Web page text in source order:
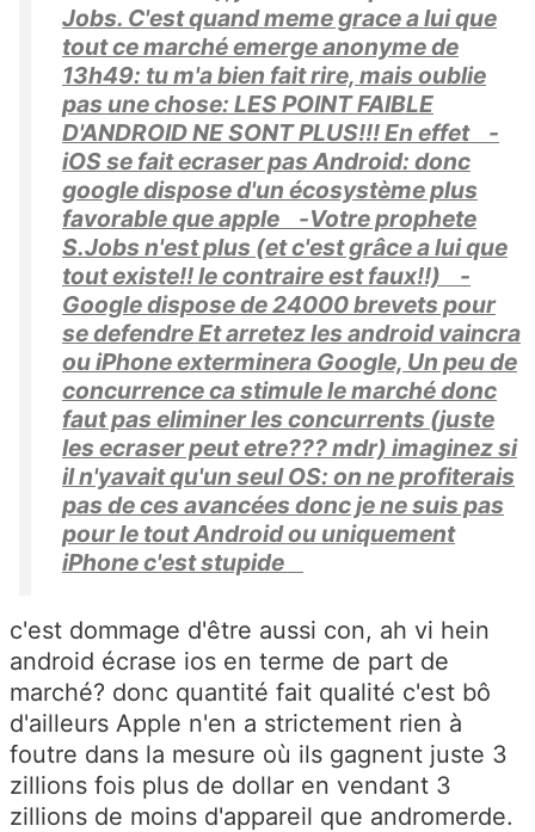
Jobs. C'est quand meme grace a lui que
tout ce marché emerge anonyme de
13h49: tu m'a bien fait rire, mais oublie
pas une chose: LES POINT FAIBLE
D'ANDROID NE SONT PLUS!!! En effet -
iOS se fait ecraser pas Android: donc
google dispose d'un écosystème plus
favorable que apple -Votre prophete
S.Jobs n'est plus (et c'est grâce a lui que
tout existe!! le contraire est faux!!) -
Google dispose de 24000 brevets pour
se defendre Et arretez les android vaincra
ou iPhone exterminera Google, Un peu de
concurrence ca stimule le marché donc
faut pas eliminer les concurrents (juste
les ecraser peut etre??? mdr) imaginez si
il n'yavait qu'un seul OS: on ne profiterais
pas de ces avancées donc je ne suis pas
pour le tout Android ou uniquement
iPhone c'est stupide
c'est dommage d'être aussi con, ah vi hein
android écrase ios en terme de part de
marché? donc quantité fait qualité c'est bô
d'ailleurs Apple n'en a strictement rien à
foutre dans la mesure où ils gagnent juste 3
zillions fois plus de dollar en vendant 3
zillions de moins d'appareil que andromerde.